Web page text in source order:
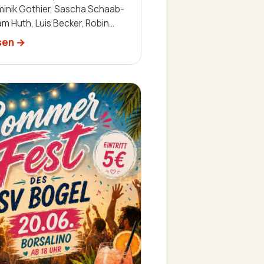
Gothier, Sascha Schaab-
Huth, Luis Becker, Robin
Julien Leidinger, Jannik